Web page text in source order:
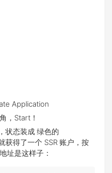
Application
，Start！
状态装成 绿色的
获得了一个 SSR 账户，按
址是这样子：